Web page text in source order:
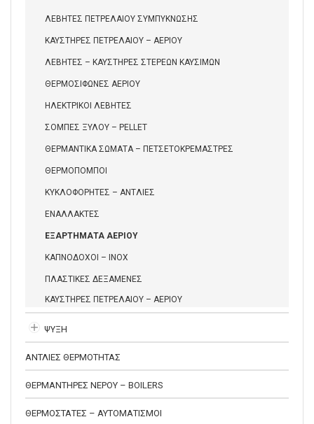
ΛΕΒΗΤΕΣ ΠΕΤΡΕΛΑΙΟΥ ΣΥΜΠΥΚΝΩΣΗΣ
ΚΑΥΣΤΗΡΕΣ ΠΕΤΡΕΛΑΙΟΥ – ΑΕΡΙΟΥ
ΛΕΒΗΤΕΣ – ΚΑΥΣΤΗΡΕΣ ΣΤΕΡΕΩΝ ΚΑΥΣΙΜΩΝ
ΘΕΡΜΟΣΙΦΩΝΕΣ ΑΕΡΙΟΥ
ΗΛΕΚΤΡΙΚΟΙ ΛΕΒΗΤΕΣ
ΣΟΜΠΕΣ ΞΥΛΟΥ – PELLET
ΘΕΡΜΑΝΤΙΚΑ ΣΩΜΑΤΑ – ΠΕΤΣΕΤΟΚΡΕΜΑΣΤΡΕΣ
ΘΕΡΜΟΠΟΜΠΟΙ
ΚΥΚΛΟΦΟΡΗΤΕΣ – ΑΝΤΛΙΕΣ
ΕΝΑΛΛΑΚΤΕΣ
ΕΞΑΡΤΗΜΑΤΑ ΑΕΡΙΟΥ
ΚΑΠΝΟΔΟΧΟΙ – INOX
ΠΛΑΣΤΙΚΕΣ ΔΕΞΑΜΕΝΕΣ
ΚΑΥΣΤΗΡΕΣ ΠΕΤΡΕΛΑΙΟΥ – ΑΕΡΙΟΥ
ΨΥΞΗ
ΑΝΤΛΙΕΣ ΘΕΡΜΟΤΗΤΑΣ
ΘΕΡΜΑΝΤΗΡΕΣ ΝΕΡΟΥ – BOILERS
ΘΕΡΜΟΣΤΑΤΕΣ – ΑΥΤΟΜΑΤΙΣΜΟΙ